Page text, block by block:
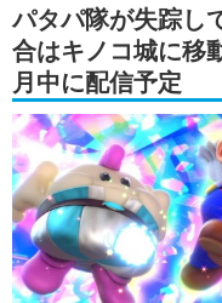
パタパ隊が失踪し
合はキノコ城に移
月中に配信予定